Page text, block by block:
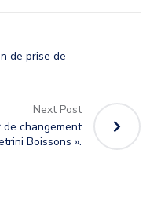
de prise de
Next Post
de changement
Boissons ».